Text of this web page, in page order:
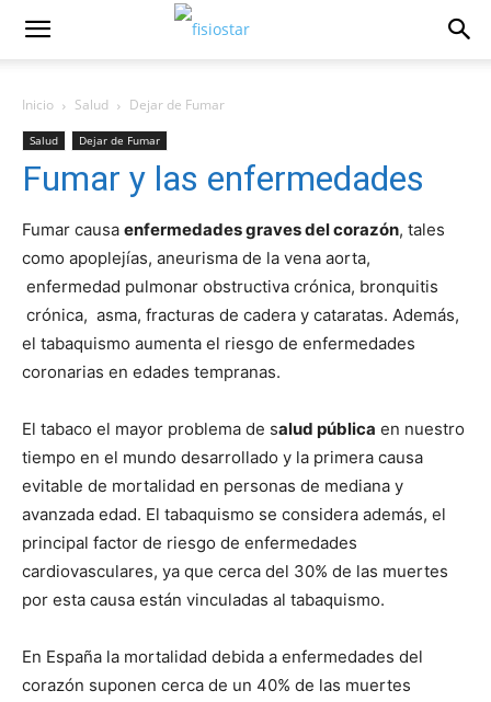
Inicio Salud Dejar de Fumar
Salud Dejar de Fumar
Fumar y las enfermedades
Fumar causa enfermedades graves del corazón, tales
como apoplejí­as, aneurisma de la vena aorta,
enfermedad pulmonar obstructiva crónica, bronquitis
crónica, asma, fracturas de cadera y cataratas. Además,
el tabaquismo aumenta el riesgo de enfermedades
coronarias en edades tempranas.
El tabaco el mayor problema de salud pública en nuestro
tiempo en el mundo desarrollado y la primera causa
evitable de mortalidad en personas de mediana y
avanzada edad. El tabaquismo se considera además, el
principal factor de riesgo de enfermedades
cardiovasculares, ya que cerca del 30% de las muertes
por esta causa están vinculadas al tabaquismo.
En España la mortalidad debida a enfermedades del
corazón suponen cerca de un 40% de las muertes